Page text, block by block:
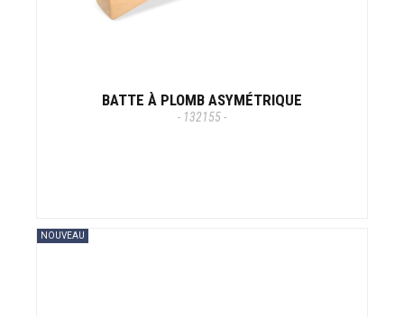
BATTE À PLOMB ASYMÉTRIQUE
- 132155 -
NOUVEAU